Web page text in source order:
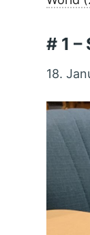
# 1
18.